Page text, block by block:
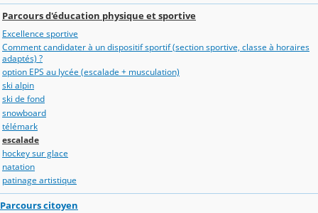
Parcours d'éducation physique et sportive
Excellence sportive
Comment candidater à un dispositif sportif (section sportive, classe à horaires
adaptés) ?
option EPS au lycée (escalade + musculation)
ski alpin
ski de fond
snowboard
télémark
escalade
hockey sur glace
natation
patinage artistique
Parcours citoyen